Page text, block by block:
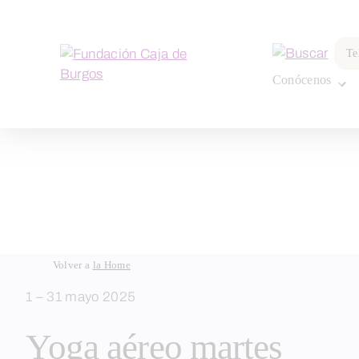
content
Conócenos
Volver a la Home
1 – 31 mayo 2025
Yoga aéreo martes